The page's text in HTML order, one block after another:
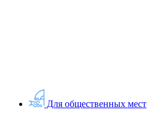
Для общественных мест